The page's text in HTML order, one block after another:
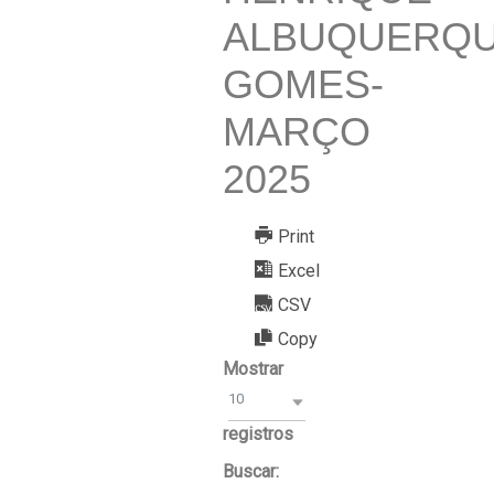
GOMES-
MARÇO
2025
Print
Excel
CSV
Copy
Mostrar
10
registros
Buscar: